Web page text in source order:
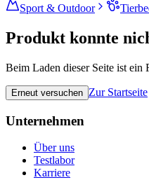
Sport & Outdoor
Produkt konnte
Beim Laden dieser Seite ist ein
Erneut versuchen Zur Startseite
Unternehmen
Über uns
Testlabor
Karriere